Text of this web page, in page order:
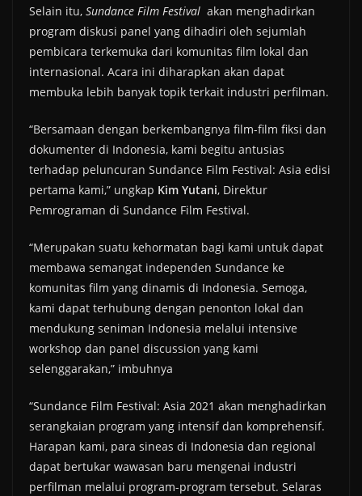
Selain itu, Sundance Film Festival akan menghadirkan
program diskusi panel yang dihadiri oleh sejumlah
pembicara terkemuka dari komunitas film lokal dan
internasional. Acara ini diharapkan akan dapat
membuka lebih banyak topik terkait industri perfilman.
“Bersamaan dengan berkembangnya film-film fiksi dan
dokumenter di Indonesia, kami begitu antusias
terhadap peluncuran Sundance Film Festival: Asia edisi
pertama kami,” ungkap Kim Yutani, Direktur
Pemrograman di Sundance Film Festival.
“Merupakan suatu kehormatan bagi kami untuk dapat
membawa semangat independen Sundance ke
komunitas film yang dinamis di Indonesia. Semoga,
kami dapat terhubung dengan penonton lokal dan
mendukung seniman Indonesia melalui intensive
workshop dan panel discussion yang kami
selenggarakan,” imbuhnya
“Sundance Film Festival: Asia 2021 akan menghadirkan
serangkaian program yang intensif dan komprehensif.
Harapan kami, para sineas di Indonesia dan regional
dapat bertukar wawasan baru mengenai industri
perfilman melalui program-program tersebut. Selaras